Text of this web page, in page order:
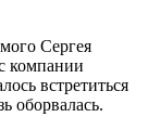
Сергея
компании
встретиться
оборвалась.